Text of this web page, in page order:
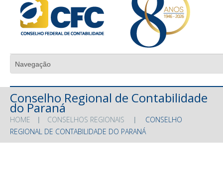
Conselho Regional de Contabilidade
do Paraná
HOME CONSELHOS REGIONAIS
CONSELHO
REGIONAL DE CONTABILIDADE DO PARANÁ